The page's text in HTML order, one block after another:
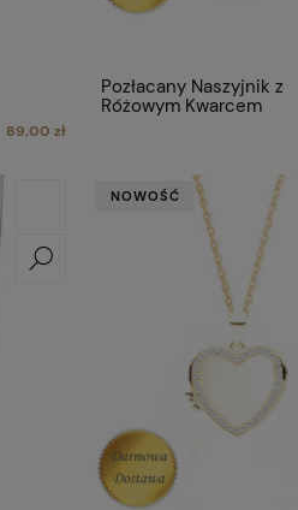
89,00 zł
Pozłacany Naszyjnik z
Różowym Kwarcem
NOWOŚĆ